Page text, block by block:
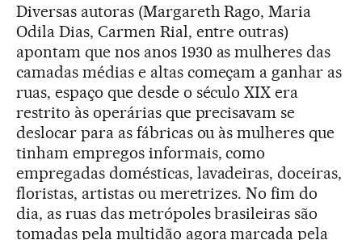
Diversas autoras (Margareth Rago, Maria
Odila Dias, Carmen Rial, entre outras)
apontam que nos anos 1930 as mulheres das
camadas médias e altas começam a ganhar as
ruas, espaço que desde o século XIX era
restrito às operárias que precisavam se
deslocar para as fábricas ou às mulheres que
tinham empregos informais, como
empregadas domésticas, lavadeiras, doceiras,
floristas, artistas ou meretrizes. No fim do
dia, as ruas das metrópoles brasileiras são
tomadas pela multidão agora marcada pela